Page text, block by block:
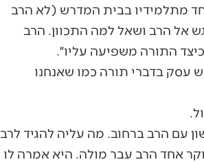
מתלמידיו בבית המדרש (לא הרב
אל הרב ושאל למה התכוון. הרב
התורה משפיעה עליו״.
עסק בדברי תורה כמו שאנחנו
עם הרב ברחוב. מה עליה להגיד לרב
אחד הרב עבר מולה. היא אמרה לו